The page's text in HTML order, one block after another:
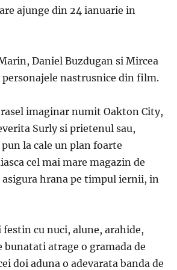
ajunge din 24 ianuarie in
Daniel Buzdugan si Mircea
personajele nastrusnice din film.
imaginar numit Oakton City,
Surly si prietenul sau,
la cale un plan foarte
cel mai mare magazin de
hrana pe timpul iernii, in
cu nuci, alune, arahide,
atrage o gramada de
doi aduna o adevarata banda de